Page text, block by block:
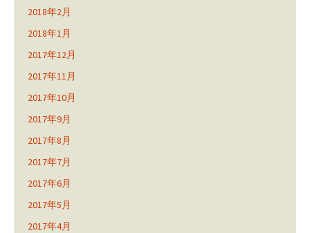
2018年2月
2018年1月
2017年12月
2017年11月
2017年10月
2017年9月
2017年8月
2017年7月
2017年6月
2017年5月
2017年4月